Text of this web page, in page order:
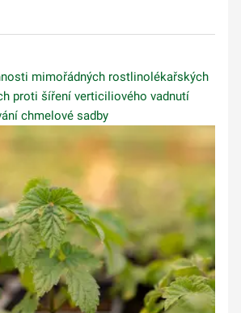
mimořádných rostlinolékařských
proti šíření verticiliového vadnutí
chmelové sadby